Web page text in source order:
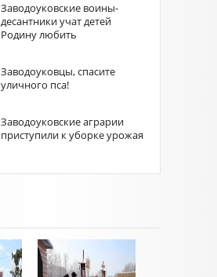
Заводоуковские воины-
десантники учат детей
Родину любить
Заводоуковцы, спасите
уличного пса!
Заводоуковские аграрии
приступили к уборке урожая